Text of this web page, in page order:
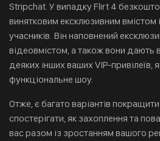
Stripchat. У випадку Flirt 4
винятковим ексклюзивним вмістом
учасників. Він наповнений
відеовмістом, а також вони дають
деяких інших ваших VIP-привілеїв,
функціональне шоу.
Отже, є багато варіантів покращити
спостерігати, як захоплення та
вас разом із зростанням вашого